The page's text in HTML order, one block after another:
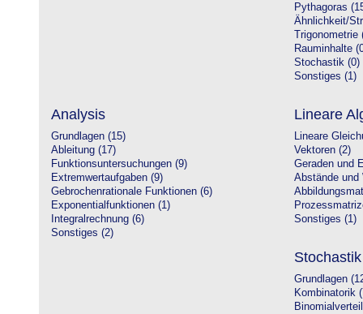
Pythagoras
Ähnlichkeit/
Trigonometrie
Rauminhalte
Stochastik (0)
Sonstiges (1)
Analysis
Grundlagen (15)
Ableitung (17)
Funktionsuntersuchungen (9)
Extremwertaufgaben (9)
Gebrochenrationale Funktionen (6)
Exponentialfunktionen (1)
Integralrechnung (6)
Sonstiges (2)
Lineare
Lineare
Vektoren (2)
Geraden und
Abstände und
Sonstiges (1)
Stochastik
Grundlagen
Kombinatorik